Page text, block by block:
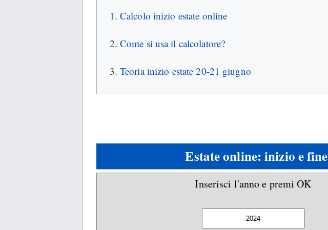
Calcolo inizio estate online
Come si usa il calcolatore?
Teoria inizio estate 20-21 giugno
Estate online: inizio e fine
Inserisci l'anno e premi OK